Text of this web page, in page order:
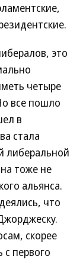
это
четыре
все пошло
в
стала
либеральной
тоже не
альянса.
что
скорее
первого